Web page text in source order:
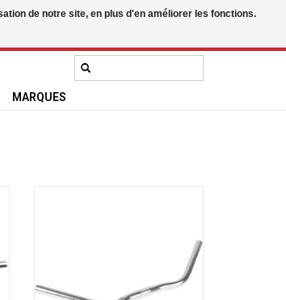
MARQUES
de notre site, en plus d'en améliorer les fonctions.